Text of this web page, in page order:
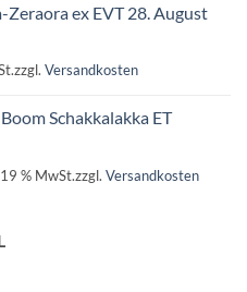
ex EVT 28. August
zzgl. Versandkosten
Schakkalakka ET
% MwSt.zzgl. Versandkosten